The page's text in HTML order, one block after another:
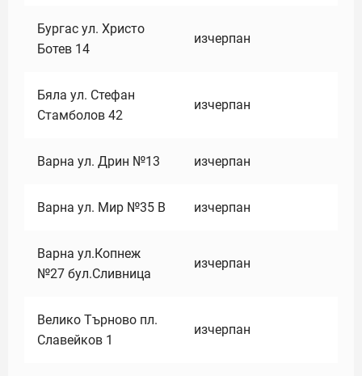
Бургас ул. Христо
Ботев 14
изчерпан
Бяла ул. Стефан
Стамболов 42
изчерпан
Варна ул. Дрин №13 изчерпан
Варна ул. Мир №35 В изчерпан
Варна ул.Копнеж
№27 бул.Сливница
изчерпан
Велико Търново пл.
Славейков 1
изчерпан